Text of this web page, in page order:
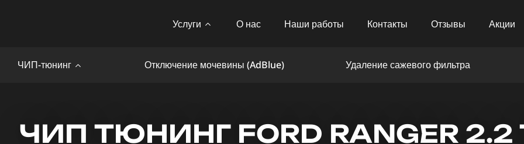
Услуги О нас Наши работы Контакты Отзывы Акции
ЧИП-тюнинг Отключение мочевины (AdBlue) Удаление сажевого фильтра
ЧИП ТЮНИНГ FORD RANGER 2.2